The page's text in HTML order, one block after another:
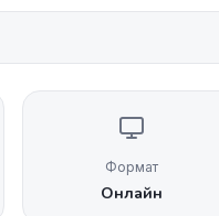
Формат
Онлайн